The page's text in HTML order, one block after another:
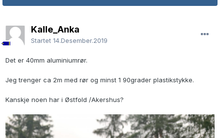
Kalle_Anka
Startet 14.Desember.2019
Det er 40mm aluminiumrør.
Jeg trenger ca 2m med rør og minst 1 90grader plastikstykke.
Kanskje noen har i Østfold /Akershus?